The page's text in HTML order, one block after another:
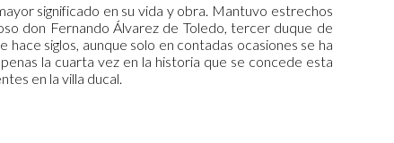
significado en su vida y obra. Mantuvo estrechos
don Fernando Álvarez de Toledo, tercer duque de
siglos, aunque solo en contadas ocasiones se ha
la cuarta vez en la historia que se concede esta
en la villa ducal.